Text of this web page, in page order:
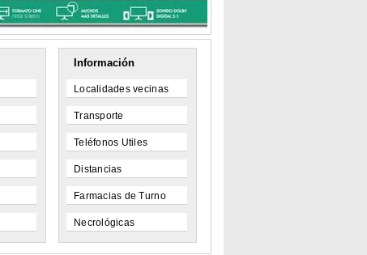
Información
Localidades vecinas
Transporte
Teléfonos Utiles
Distancias
Farmacias de Turno
Necrológicas